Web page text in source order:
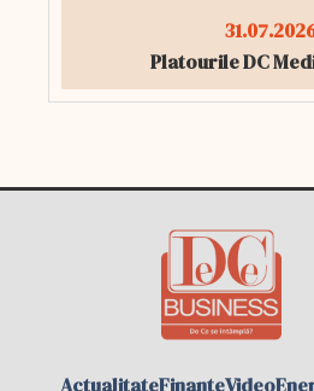
Platourile DC
ActualitateFinanteVideo